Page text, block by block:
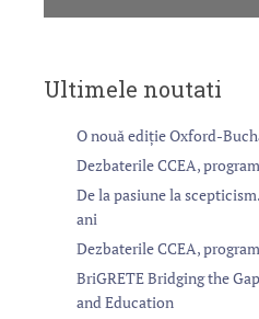
Ultimele noutati
O nouă ediție Oxford-
Dezbaterile CCEA,
De la pasiune la
ani
Dezbaterile CCEA,
BriGRETE Bridging the
and Education